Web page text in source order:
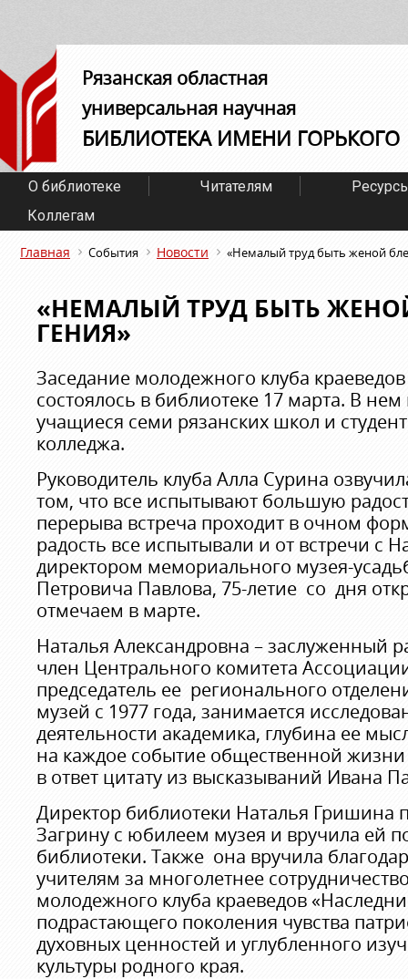
Рязанская областная
универсальная научная
БИБЛИОТЕКА ИМЕНИ ГОРЬКОГО
О библиотеке Читателям
Коллегам
Главная События Новости «Немалый труд быть женой
«НЕМАЛЫЙ ТРУД БЫТЬ
ГЕНИЯ»
Заседание молодежного клуба
состоялось в библиотеке 17 марта. В
учащиеся семи рязанских школ и
колледжа.
Руководитель клуба Алла Сурина
том, что все испытывают большую
перерыва встреча проходит в очном
радость все испытывали и от встречи с
директором мемориального музея-
Петровича Павлова, 75-летие со дня
отмечаем в марте.
Наталья Александровна – заслуженный
член Центрального комитета
председатель ее регионального
музей с 1977 года, занимается
деятельности академика, глубина ее
на каждое событие общественной
в ответ цитату из высказываний Ивана
Директор библиотеки Наталья Гришина
Загрину с юбилеем музея и вручила ей
библиотеки. Также она вручила
учителям за многолетнее
молодежного клуба краеведов
подрастающего поколения чувства
духовных ценностей и углубленного
культуры родного края.